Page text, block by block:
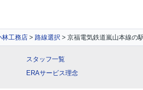
林工務店 路線選択 京福電気鉄道嵐山本線の
スタッフ一覧
ERAサービス理念